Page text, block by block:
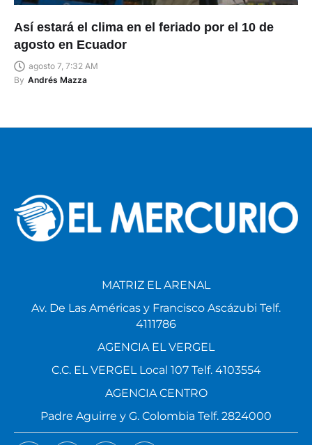
Así estará el clima en el feriado por el 10 de
agosto en Ecuador
agosto 7, 7:32 AM
By Andrés Mazza
MATRIZ EL ARENAL
Av. De Las Américas y Francisco Ascázubi Telf.
4111786
AGENCIA EL VERGEL
C.C. EL VERGEL Local 107 Telf. 4103554
AGENCIA CENTRO
Padre Aguirre y G. Colombia Telf. 2824000